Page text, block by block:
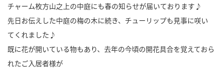
チャーム枚方山之上の中庭にも春の知らせが届いております♪
先日お伝えした中庭の梅の木に続き、チューリップも見事に咲い
てくれました♪
既に花が開いている物もあり、去年の今頃の開花具合を覚えておら
れたご入居者様が